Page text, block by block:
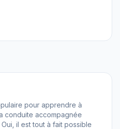
pour apprendre à
conduite accompagnée
il est tout à fait possible